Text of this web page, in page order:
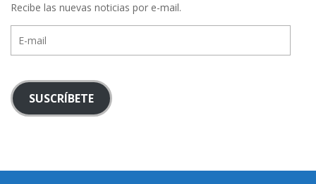
Recibe las nuevas noticias por e-mail.
mail
SUSCRÍBETE